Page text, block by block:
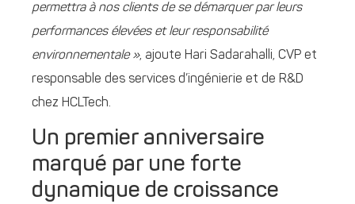
permettra à nos clients de se démarquer par leurs
performances élevées et leur responsabilité
environnementale », ajoute Hari Sadarahalli, CVP et
responsable des services d’ingénierie et de R&D
chez HCLTech.
Un premier anniversaire
marqué par une forte
dynamique de croissance